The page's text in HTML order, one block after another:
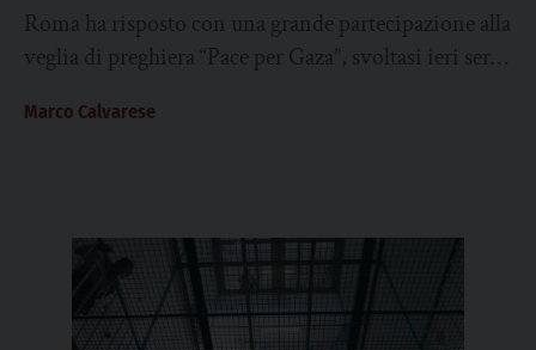
Roma ha risposto con una grande partecipazione alla
veglia di preghiera “Pace per Gaza”, svoltasi ieri sera
Marco Calvarese